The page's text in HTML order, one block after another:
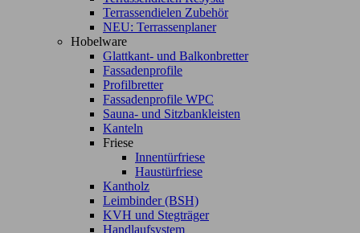
Terrassendielen Zubehör
NEU: Terrassenplaner
Hobelware
Glattkant- und Balkonbretter
Fassadenprofile
Profilbretter
Fassadenprofile WPC
Sauna- und Sitzbankleisten
Kanteln
Friese
Innentürfriese
Haustürfriese
Kantholz
Leimbinder (BSH)
KVH und Stegträger
Handlaufsystem